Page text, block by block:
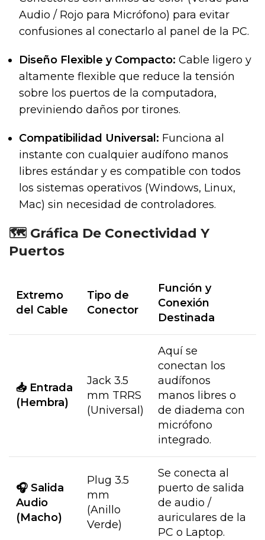
Audio / Rojo para Micrófono) para evitar
confusiones al conectarlo al panel de la PC.
Diseño Flexible y Compacto: Cable ligero y
altamente flexible que reduce la tensión
sobre los puertos de la computadora,
previniendo daños por tirones.
Compatibilidad Universal: Funciona al
instante con cualquier audífono manos
libres estándar y es compatible con todos
los sistemas operativos (Windows, Linux,
Mac) sin necesidad de controladores.
🗺️ Gráfica De Conectividad Y
Puertos
Extremo
del Cable
Tipo de
Conector
Función y
Conexión
Destinada
📥 Entrada
(Hembra)
Jack 3.5
mm TRRS
(Universal)
Aquí se
conectan los
audífonos
manos libres o
de diadema con
micrófono
integrado.
🎧 Salida
Audio
(Macho)
Plug 3.5
mm
(Anillo
Verde)
Se conecta al
puerto de salida
de audio /
auriculares de la
PC o Laptop.